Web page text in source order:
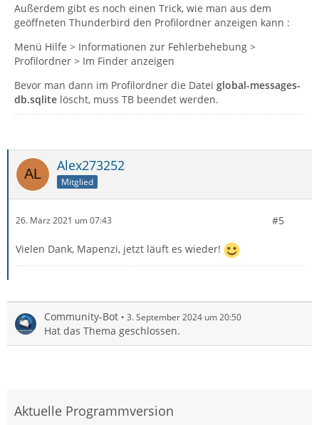
Außerdem gibt es noch einen Trick, wie man aus dem
geöffneten Thunderbird den Profilordner anzeigen kann :
Menü Hilfe > Informationen zur Fehlerbehebung >
Profilordner > Im Finder anzeigen
Bevor man dann im Profilordner die Datei global-messages-
db.sqlite löscht, muss TB beendet werden.
Alex273252
Mitglied
26. März 2021 um 07:43 #5
Vielen Dank, Mapenzi, jetzt läuft es wieder!
Community-Bot 3. September 2024 um 20:50
Hat das Thema geschlossen.
Aktuelle Programmversion